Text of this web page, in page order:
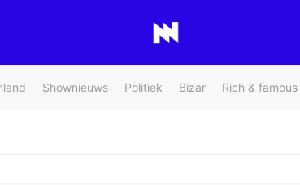
Shownieuws Politiek Bizar Rich & famous